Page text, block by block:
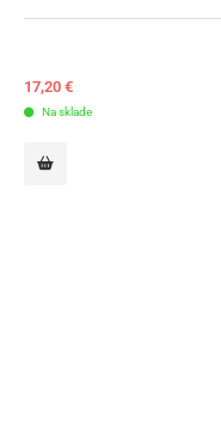
17,20 €
Na sklade